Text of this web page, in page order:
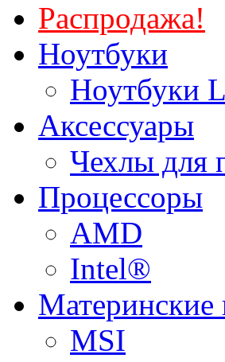
Распродажа!
Ноутбуки
Ноутбуки
Аксессуары
Чехлы для
Процессоры
AMD
Intel®
Материнские
MSI